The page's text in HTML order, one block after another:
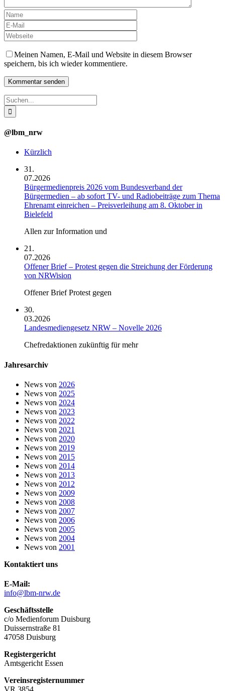
Meinen Namen, E-Mail und Website in diesem Browser
speichern, bis ich wieder kommentiere.
Suche
nach:
@lbm_nrw
Kürzlich
31.
07.2026
Bürgermedienpreis 2026 vom Bundesverband der
Bürgermedien – ab sofort TV- und Radiobeiträge zum Thema
Ehrenamt einreichen – Preisverleihung am 8. Oktober in
Bielefeld
Allen zur Information und
21.
07.2026
Offener Brief – Protest gegen die Streichung der Förderung
von NRWision
Offener Brief Protest gegen
30.
03.2026
Landesmediengesetz NRW – Novelle 2026
Chefredaktionen zukünftig für mehr
Jahresarchiv
News von 2026
News von 2025
News von 2024
News von 2023
News von 2022
News von 2021
News von 2020
News von 2019
News von 2015
News von 2014
News von 2013
News von 2012
News von 2009
News von 2008
News von 2007
News von 2006
News von 2005
News von 2004
News von 2001
Kontaktiert uns
E-Mail:
info@lbm-nrw.de
Geschäftsstelle
c/o Medienforum Duisburg
Duissernstraße 81
47058 Duisburg
Registergericht
Amtsgericht Essen
Vereinsregisternummer